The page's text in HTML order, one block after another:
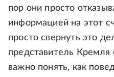
пор они просто
информацией на этот
просто свернуть это
представитель Кремля
важно понять, как